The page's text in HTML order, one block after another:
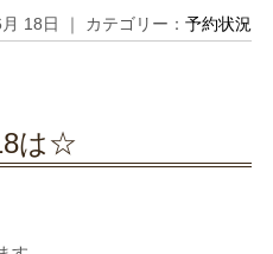
18日 ｜ カテゴリー：予約状況
は☆